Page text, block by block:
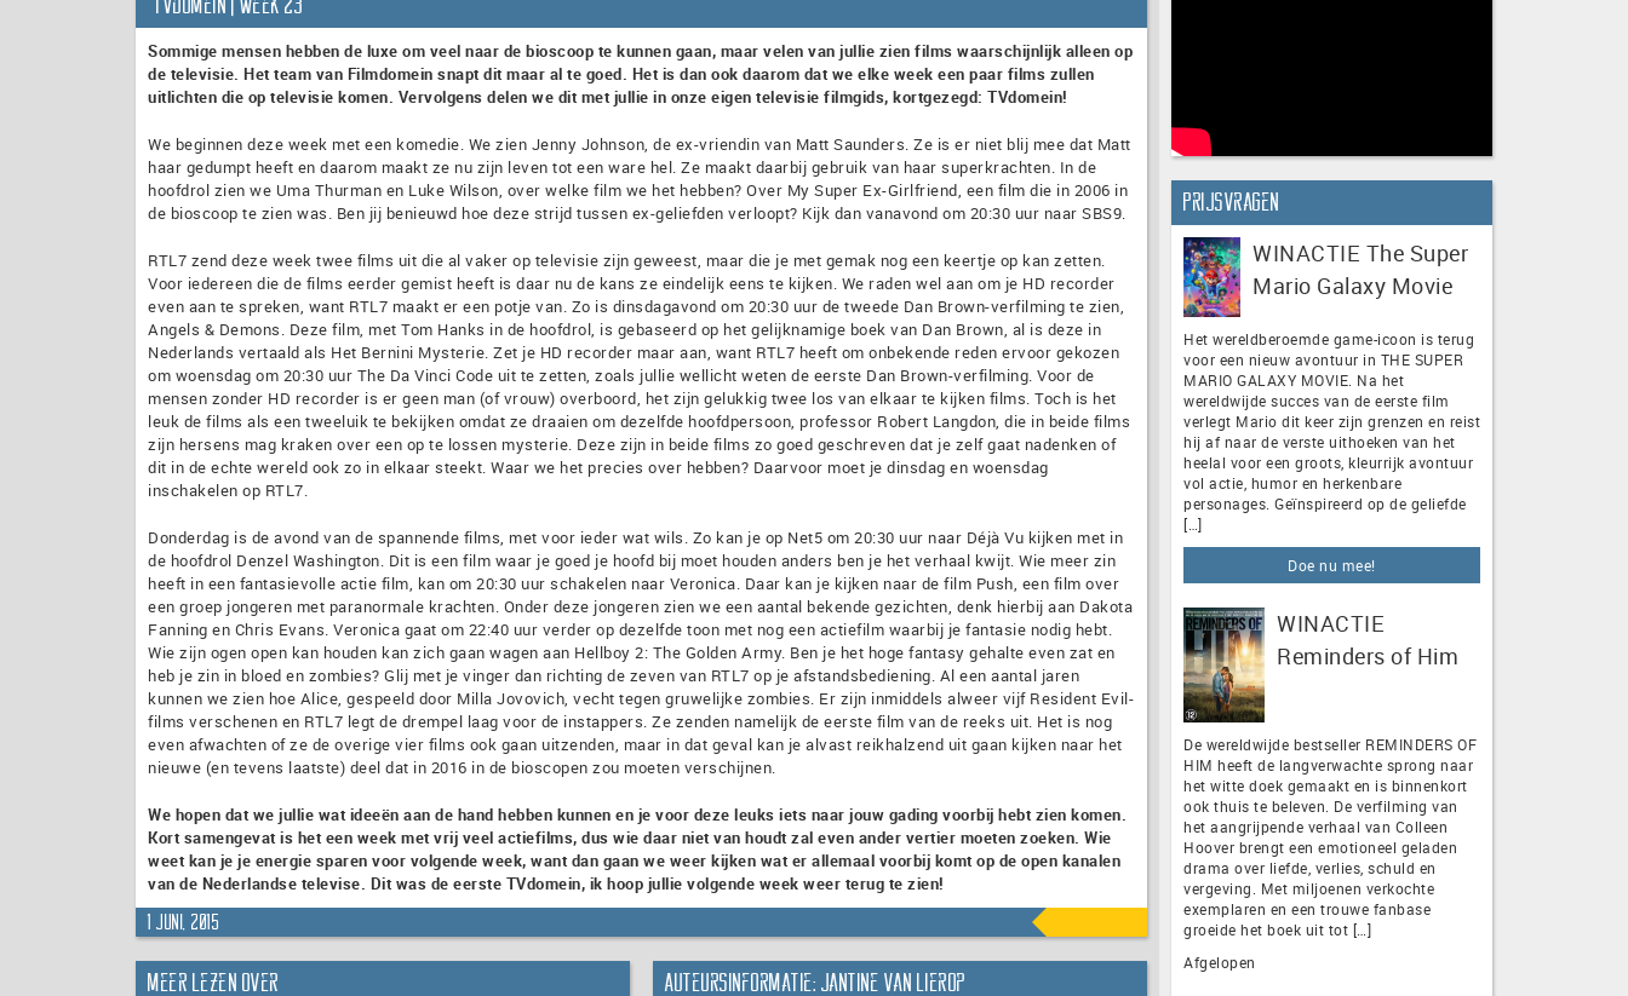
Sommige mensen hebben de luxe om veel naar de bioscoop te kunnen gaan, maar velen van jullie zien films waarschijnlijk alleen op
de televisie. Het team van Filmdomein snapt dit maar al te goed. Het is dan ook daarom dat we elke week een paar films zullen
uitlichten die op televisie komen. Vervolgens delen we dit met jullie in onze eigen televisie filmgids, kortgezegd: TVdomein!
We beginnen deze week met een komedie. We zien Jenny Johnson, de ex-vriendin van Matt Saunders. Ze is er niet blij mee dat Matt
haar gedumpt heeft en daarom maakt ze nu zijn leven tot een ware hel. Ze maakt daarbij gebruik van haar superkrachten. In de
hoofdrol zien we Uma Thurman en Luke Wilson, over welke film we het hebben? Over My Super Ex-Girlfriend, een film die in 2006 in
de bioscoop te zien was. Ben jij benieuwd hoe deze strijd tussen ex-geliefden verloopt? Kijk dan vanavond om 20:30 uur naar SBS9.
RTL7 zend deze week twee films uit die al vaker op televisie zijn geweest, maar die je met gemak nog een keertje op kan zetten.
Voor iedereen die de films eerder gemist heeft is daar nu de kans ze eindelijk eens te kijken. We raden wel aan om je HD recorder
even aan te spreken, want RTL7 maakt er een potje van. Zo is dinsdagavond om 20:30 uur de tweede Dan Brown-verfilming te zien,
Angels & Demons. Deze film, met Tom Hanks in de hoofdrol, is gebaseerd op het gelijknamige boek van Dan Brown, al is deze in
Nederlands vertaald als Het Bernini Mysterie. Zet je HD recorder maar aan, want RTL7 heeft om onbekende reden ervoor gekozen
om woensdag om 20:30 uur The Da Vinci Code uit te zetten, zoals jullie wellicht weten de eerste Dan Brown-verfilming. Voor de
mensen zonder HD recorder is er geen man (of vrouw) overboord, het zijn gelukkig twee los van elkaar te kijken films. Toch is het
leuk de films als een tweeluik te bekijken omdat ze draaien om dezelfde hoofdpersoon, professor Robert Langdon, die in beide films
zijn hersens mag kraken over een op te lossen mysterie. Deze zijn in beide films zo goed geschreven dat je zelf gaat nadenken of
dit in de echte wereld ook zo in elkaar steekt. Waar we het precies over hebben? Daarvoor moet je dinsdag en woensdag
inschakelen op RTL7.
Donderdag is de avond van de spannende films, met voor ieder wat wils. Zo kan je op Net5 om 20:30 uur naar Déjà Vu kijken met in
de hoofdrol Denzel Washington. Dit is een film waar je goed je hoofd bij moet houden anders ben je het verhaal kwijt. Wie meer zin
heeft in een fantasievolle actie film, kan om 20:30 uur schakelen naar Veronica. Daar kan je kijken naar de film Push, een film over
een groep jongeren met paranormale krachten. Onder deze jongeren zien we een aantal bekende gezichten, denk hierbij aan Dakota
Fanning en Chris Evans. Veronica gaat om 22:40 uur verder op dezelfde toon met nog een actiefilm waarbij je fantasie nodig hebt.
Wie zijn ogen open kan houden kan zich gaan wagen aan Hellboy 2: The Golden Army. Ben je het hoge fantasy gehalte even zat en
heb je zin in bloed en zombies? Glij met je vinger dan richting de zeven van RTL7 op je afstandsbediening. Al een aantal jaren
kunnen we zien hoe Alice, gespeeld door Milla Jovovich, vecht tegen gruwelijke zombies. Er zijn inmiddels alweer vijf Resident Evil-
films verschenen en RTL7 legt de drempel laag voor de instappers. Ze zenden namelijk de eerste film van de reeks uit. Het is nog
even afwachten of ze de overige vier films ook gaan uitzenden, maar in dat geval kan je alvast reikhalzend uit gaan kijken naar het
nieuwe (en tevens laatste) deel dat in 2016 in de bioscopen zou moeten verschijnen.
We hopen dat we jullie wat ideeën aan de hand hebben kunnen en je voor deze leuks iets naar jouw gading voorbij hebt zien komen.
Kort samengevat is het een week met vrij veel actiefilms, dus wie daar niet van houdt zal even ander vertier moeten zoeken. Wie
weet kan je je energie sparen voor volgende week, want dan gaan we weer kijken wat er allemaal voorbij komt op de open kanalen
van de Nederlandse televise. Dit was de eerste TVdomein, ik hoop jullie volgende week weer terug te zien!
1 juni, 2015
Meer lezen over Auteursinformatie: Jantine van Lierop
Prijsvragen
WINACTIE The Super
Mario Galaxy Movie
Het wereldberoemde game-icoon is terug
voor een nieuw avontuur in THE SUPER
MARIO GALAXY MOVIE. Na het
wereldwijde succes van de eerste film
verlegt Mario dit keer zijn grenzen en reist
hij af naar de verste uithoeken van het
heelal voor een groots, kleurrijk avontuur
vol actie, humor en herkenbare
personages. Geïnspireerd op de geliefde
[…]
Doe nu mee!
WINACTIE
Reminders of Him
De wereldwijde bestseller REMINDERS OF
HIM heeft de langverwachte sprong naar
het witte doek gemaakt en is binnenkort
ook thuis te beleven. De verfilming van
het aangrijpende verhaal van Colleen
Hoover brengt een emotioneel geladen
drama over liefde, verlies, schuld en
vergeving. Met miljoenen verkochte
exemplaren en een trouwe fanbase
groeide het boek uit tot […]
Afgelopen